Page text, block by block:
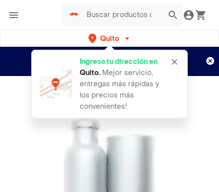
Quito
Ingresa tu dirección en
Quito. Mejor servicio,
entregas más rápidas y
los precios más
convenientes!
envíos gratis por semanas
Aplican TyC